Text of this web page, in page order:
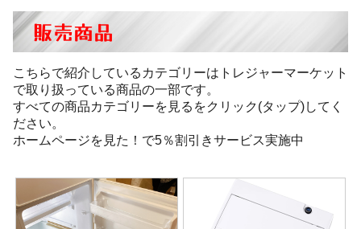
販売商品
こちらで紹介しているカテゴリーはトレジャーマーケット
で取り扱っている商品の一部です。
すべての商品カテゴリーを見るをクリック(タップ)してく
ださい。
ホームページを見た！で5％割引きサービス実施中